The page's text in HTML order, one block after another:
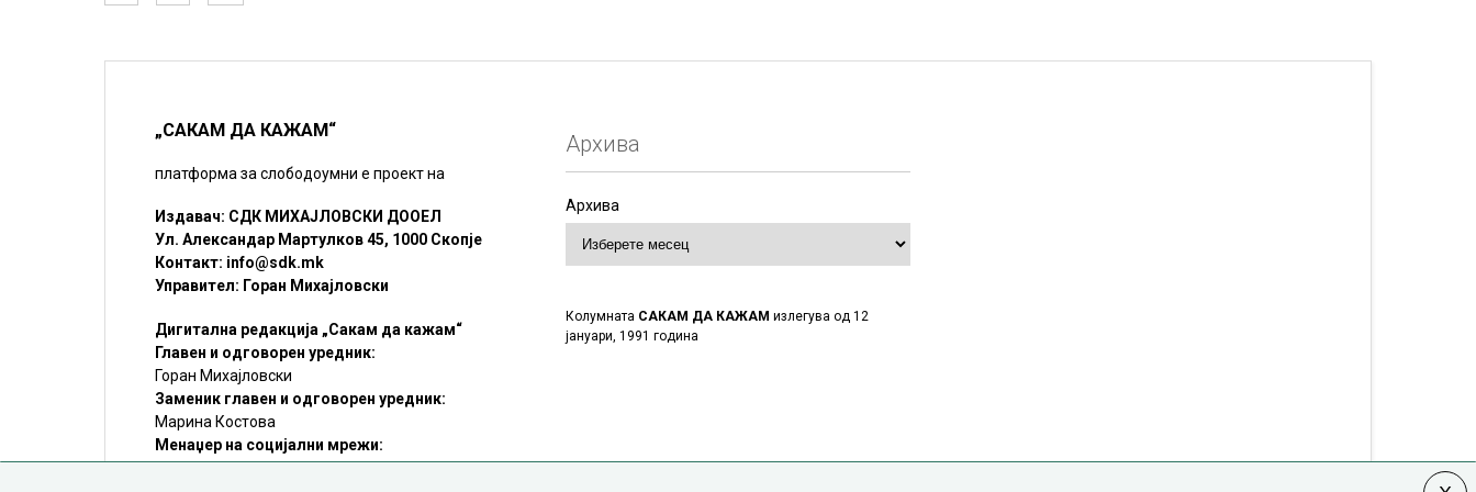
„САКАМ ДА КАЖАМ“
платформа за слободоумни е проект на
Издавач: СДК МИХАЈЛОВСКИ ДООЕЛ
Ул. Александар Мартулков 45, 1000 Скопје
Контакт: info@sdk.mk
Управител: Горан Михајловски
Дигитална редакција „Сакам да кажам“
Главен и одговорен уредник:
Горан Михајловски
Заменик главен и одговорен уредник:
Марина Костова
Менаџер на социјални мрежи:
Мирослав Илиоски
Архива
Архива
Колумната САКАМ ДА КАЖАМ излегува од 12
јануари, 1991 година